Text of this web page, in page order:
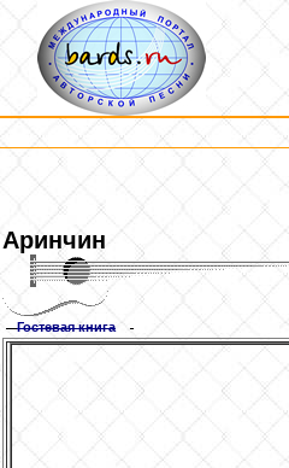
Аринчин
Гостевая книга